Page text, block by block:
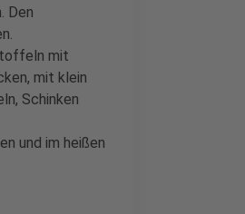
Den
mit
mit klein
Schinken
und im heißen